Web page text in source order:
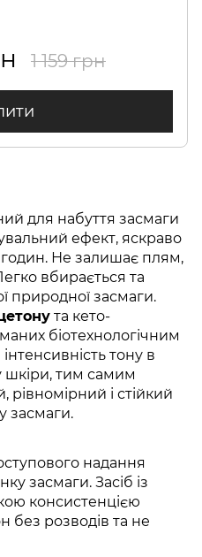
1 159 грн
для набуття засмаги
ефект, яскраво
Не залишає плям,
вбирається та
природної засмаги.
та кето-
біотехнологічним
тону в
шкіри, тим самим
і стійкий
засмаги.
надання
засмаги. Засіб із
консистенцією
без розводів та не